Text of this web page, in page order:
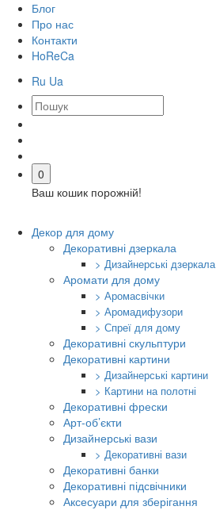
Блог
Про нас
Контакти
HoReCa
Ru Ua
0
Ваш кошик порожній!
Декор для дому
Декоративні дзеркала
> Дизайнерські дзеркала
Аромати для дому
> Аромасвічки
> Аромадифузори
> Спреї для дому
Декоративні скульптури
Декоративні картини
> Дизайнерські картини
> Картини на полотні
Декоративні фрески
Арт-об’єкти
Дизайнерські вази
> Декоративні вази
Декоративні банки
Декоративні підсвічники
Аксесуари для зберігання